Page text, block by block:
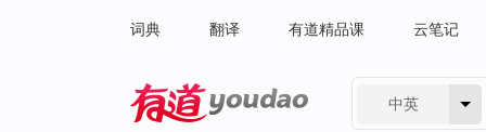
词典 翻译 有道精品课 云笔记
中英